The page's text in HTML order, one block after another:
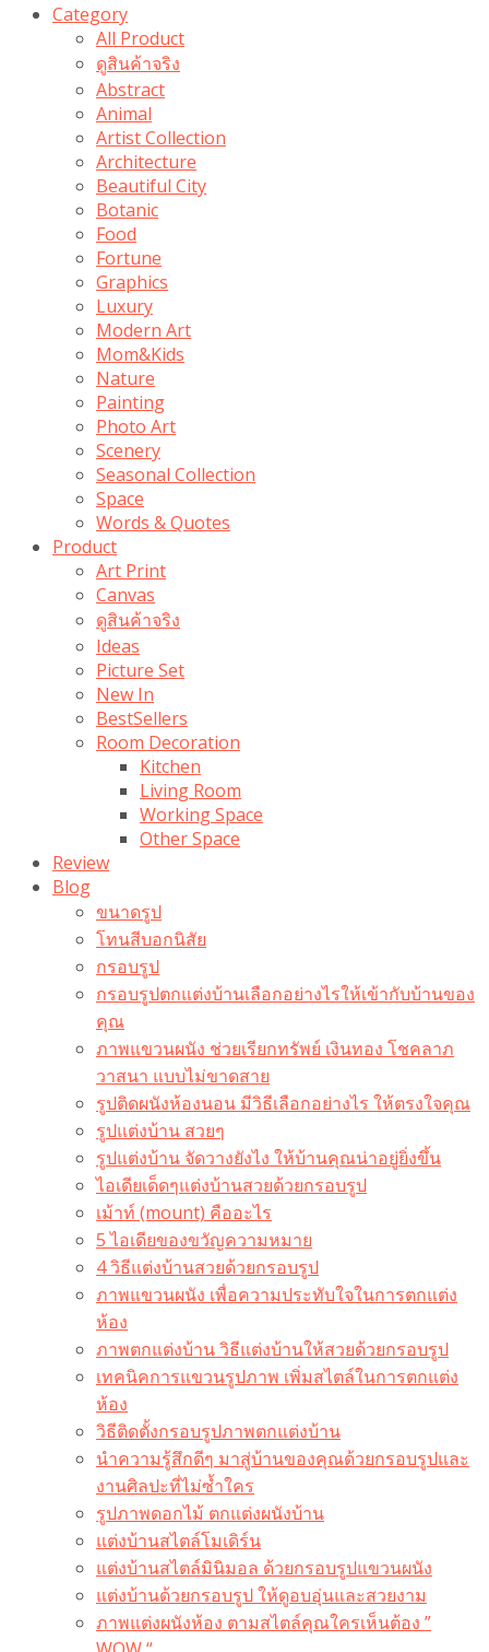
Category
All Product
ดูสินค้าจริง
Abstract
Animal
Artist Collection
Architecture
Beautiful City
Botanic
Food
Fortune
Graphics
Luxury
Modern Art
Mom&Kids
Nature
Painting
Photo Art
Scenery
Seasonal Collection
Space
Words & Quotes
Product
Art Print
Canvas
ดูสินค้าจริง
Ideas
Picture Set
New In
BestSellers
Room Decoration
Kitchen
Living Room
Working Space
Other Space
Review
Blog
ขนาดรูป
โทนสีบอกนิสัย
กรอบรูป
กรอบรูปตกแต่งบ้านเลือกอย่างไรให้เข้ากับบ้านของ
คุณ
ภาพแขวนผนัง ช่วยเรียกทรัพย์ เงินทอง โชคลาภ
วาสนา แบบไม่ขาดสาย
รูปติดผนังห้องนอน มีวิธีเลือกอย่างไร ให้ตรงใจคุณ
รูปแต่งบ้าน สวยๆ
รูปแต่งบ้าน จัดวางยังไง ให้บ้านคุณน่าอยู่ยิ่งขึ้น
ไอเดียเด็ดๆแต่งบ้านสวยด้วยกรอบรูป
เม้าท์ (mount) คืออะไร​
5 ไอเดียของขวัญความหมาย
4 วิธีแต่งบ้านสวยด้วยกรอบรูป
ภาพแขวนผนัง เพื่อความประทับใจในการตกแต่ง
ห้อง
ภาพตกแต่งบ้าน วิธีแต่งบ้านให้สวยด้วยกรอบรูป
เทคนิคการแขวนรูปภาพ เพิ่มสไตล์ในการตกแต่ง
ห้อง
วิธีติดตั้งกรอบรูปภาพตกแต่งบ้าน
นำความรู้สึกดีๆ มาสู่บ้านของคุณด้วยกรอบรูปและ
งานศิลปะที่ไม่ซ้ำใคร
รูปภาพดอกไม้ ตกแต่งผนังบ้าน
แต่งบ้านสไตล์โมเดิร์น
แต่งบ้านสไตล์มินิมอล ด้วยกรอบรูปแขวนผนัง
แต่งบ้านด้วยกรอบรูป ให้ดูอบอุ่นและสวยงาม
ภาพแต่งผนังห้อง ตามสไตล์คุณใครเห็นต้อง ”